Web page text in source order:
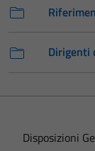
Dirigenti
Disposizioni